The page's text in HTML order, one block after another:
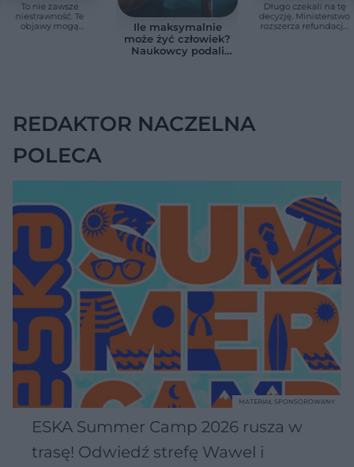
To nie zawsze
niestrawność. Te
objawy mogą
Ile maksymalnie
może żyć człowiek?
Naukowcy podali
Długo czekali na tę
decyzję. Ministerstwo
rozszerza refundację
REDAKTOR NACZELNA
POLECA
ESKA Summer Camp 2026 rusza w
trasę! Odwiedź strefę Wawel i
MATERIAŁ SPONSOROWANY